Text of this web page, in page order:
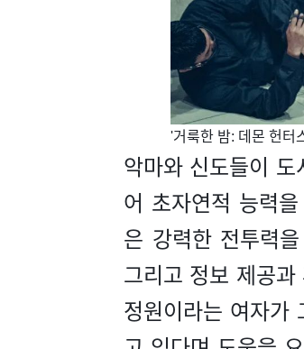
'거룩한 밤: 데몬 헌터
악마와 신도들이 도
어 초자연적 능력
은 강력한 전투력
그리고 정보 제공
정원이라는 여자가